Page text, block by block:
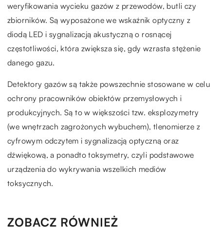
weryfikowania wycieku gazów z przewodów, butli czy
zbiorników. Są wyposażone we wskaźnik optyczny z
diodą LED i sygnalizacją akustyczną o rosnącej
częstotliwości, która zwiększa się, gdy wzrasta stężenie
danego gazu.
Detektory gazów są także powszechnie stosowane w celu
ochrony pracowników obiektów przemysłowych i
produkcyjnych. Są to w większości tzw. eksplozymetry
(we wnętrzach zagrożonych wybuchem), tlenomierze z
cyfrowym odczytem i sygnalizacją optyczną oraz
dźwiękową, a ponadto toksymetry, czyli podstawowe
urządzenia do wykrywania wszelkich mediów
toksycznych.
ZOBACZ RÓWNIEŻ